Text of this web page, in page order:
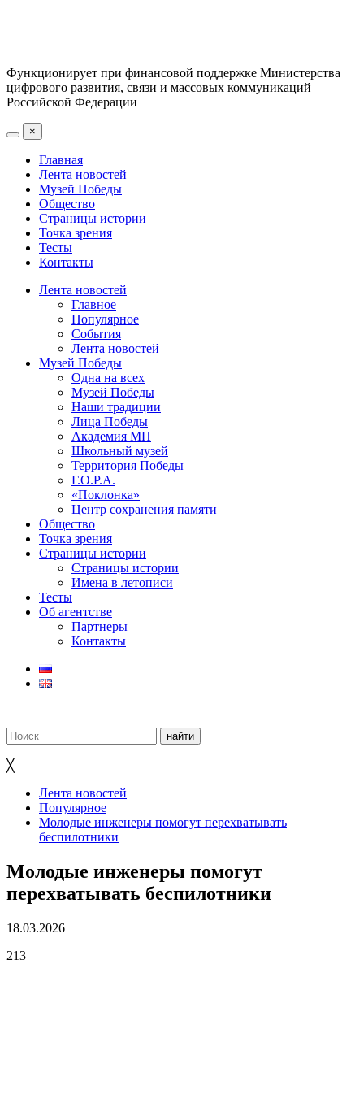
Функционирует при финансовой поддержке Министерства
цифрового развития, связи и массовых коммуникаций
Российской Федерации
×
Главная
Лента новостей
Музей Победы
Общество
Страницы истории
Точка зрения
Тесты
Контакты
Лента новостей
Главное
Популярное
События
Лента новостей
Музей Победы
Одна на всех
Музей Победы
Наши традиции
Лица Победы
Академия МП
Школьный музей
Территория Победы
Г.О.Р.А.
«Поклонка»
Центр сохранения памяти
Общество
Точка зрения
Страницы истории
Страницы истории
Имена в летописи
Тесты
Об агентстве
Партнеры
Контакты
╳
Лента новостей
Популярное
Молодые инженеры помогут перехватывать
беспилотники
Молодые инженеры помогут
перехватывать беспилотники
18.03.2026
213